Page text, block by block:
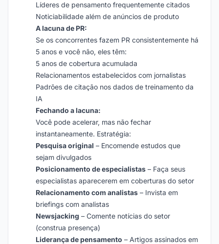
Líderes de pensamento frequentemente citados
Noticiabilidade além de anúncios de produto
A lacuna de PR:
Se os concorrentes fazem PR consistentemente há
5 anos e você não, eles têm:
5 anos de cobertura acumulada
Relacionamentos estabelecidos com jornalistas
Padrões de citação nos dados de treinamento da
IA
Fechando a lacuna:
Você pode acelerar, mas não fechar
instantaneamente. Estratégia:
Pesquisa original – Encomende estudos que
sejam divulgados
Posicionamento de especialistas – Faça seus
especialistas aparecerem em coberturas do setor
Relacionamento com analistas – Invista em
briefings com analistas
Newsjacking – Comente notícias do setor
(construa presença)
Liderança de pensamento – Artigos assinados em